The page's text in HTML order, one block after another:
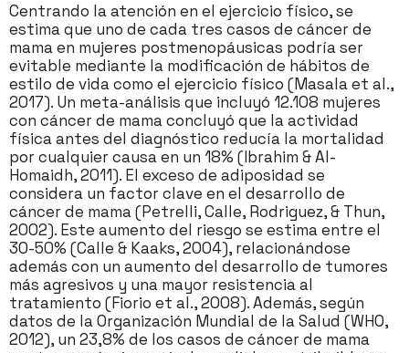
Centrando la atención en el ejercicio físico, se
estima que uno de cada tres casos de cáncer de
mama en mujeres postmenopáusicas podría ser
evitable mediante la modificación de hábitos de
estilo de vida como el ejercicio físico (Masala et al.,
2017). Un meta-análisis que incluyó 12.108 mujeres
con cáncer de mama concluyó que la actividad
física antes del diagnóstico reducía la mortalidad
por cualquier causa en un 18% (Ibrahim & Al-
Homaidh, 2011). El exceso de adiposidad se
considera un factor clave en el desarrollo de
cáncer de mama (Petrelli, Calle, Rodriguez, & Thun,
2002). Este aumento del riesgo se estima entre el
30-50% (Calle & Kaaks, 2004), relacionándose
además con un aumento del desarrollo de tumores
más agresivos y una mayor resistencia al
tratamiento (Fiorio et al., 2008). Además, según
datos de la Organización Mundial de la Salud (WHO,
2012), un 23,8% de los casos de cáncer de mama